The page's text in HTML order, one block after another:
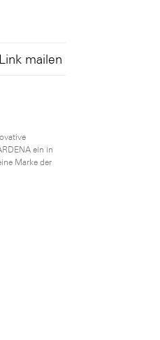
Link mailen
ein in
Marke der